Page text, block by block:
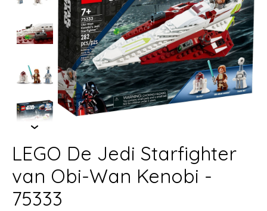
LEGO De Jedi Starfighter
van Obi-Wan Kenobi -
75333